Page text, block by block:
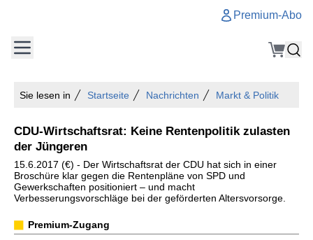
Premium-Abo
Sie lesen in Startseite Nachrichten Markt & Politik
CDU-Wirtschaftsrat: Keine Rentenpolitik zulasten
der Jüngeren
15.6.2017 (€) - Der Wirtschaftsrat der CDU hat sich in einer
Broschüre klar gegen die Rentenpläne von SPD und
Gewerkschaften positioniert – und macht
Verbesserungsvorschläge bei der geförderten Altersvorsorge.
Premium-Zugang